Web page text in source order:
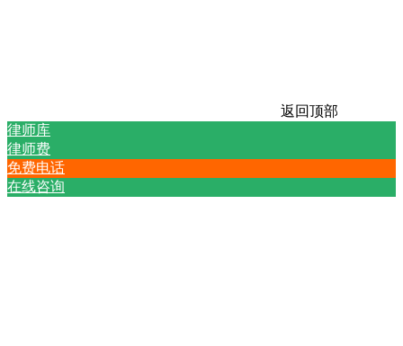
返回顶部
律师库
律师费
免费电话
在线咨询